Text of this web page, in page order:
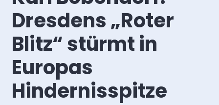
Dresdens „Roter
Blitz“ stürmt in
Europas
Hindernisspitze